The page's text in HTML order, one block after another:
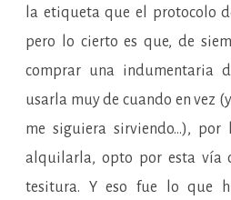
la etiqueta que el protocolo
pero lo cierto es que, de
comprar una indumentaria
usarla muy de cuando en vez
me siguiera sirviendo…),
alquilarla, opto por esta vía
tesitura. Y eso fue lo que